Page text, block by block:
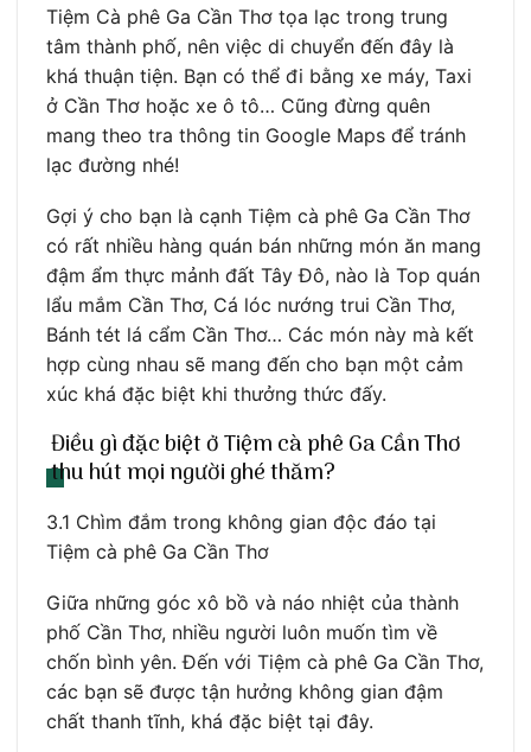
Tiệm Cà phê Ga Cần Thơ tọa lạc trong trung
tâm thành phố, nên việc di chuyển đến đây là
khá thuận tiện. Bạn có thể đi bằng xe máy, Taxi
ở Cần Thơ hoặc xe ô tô… Cũng đừng quên
mang theo tra thông tin Google Maps để tránh
lạc đường nhé!
Gợi ý cho bạn là cạnh Tiệm cà phê Ga Cần Thơ
có rất nhiều hàng quán bán những món ăn mang
đậm ẩm thực mảnh đất Tây Đô, nào là Top quán
lẩu mắm Cần Thơ, Cá lóc nướng trui Cần Thơ,
Bánh tét lá cẩm Cần Thơ… Các món này mà kết
hợp cùng nhau sẽ mang đến cho bạn một cảm
xúc khá đặc biệt khi thưởng thức đấy.
Điều gì đặc biệt ở Tiệm cà phê Ga Cần Thơ
thu hút mọi người ghé thăm?
3.1 Chìm đắm trong không gian độc đáo tại
Tiệm cà phê Ga Cần Thơ
Giữa những góc xô bồ và náo nhiệt của thành
phố Cần Thơ, nhiều người luôn muốn tìm về
chốn bình yên. Đến với Tiệm cà phê Ga Cần Thơ,
các bạn sẽ được tận hưởng không gian đậm
chất thanh tĩnh, khá đặc biệt tại đây.